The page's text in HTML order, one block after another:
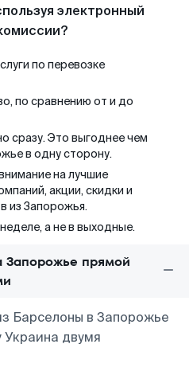
электронный
по перевозке
по сравнению от и до
сразу. Это выгоднее чем
в одну сторону.
на лучшие
акции, скидки и
из Запорожья.
а не в выходные.
Запорожье прямой
Барселоны в Запорожье
Украина двумя